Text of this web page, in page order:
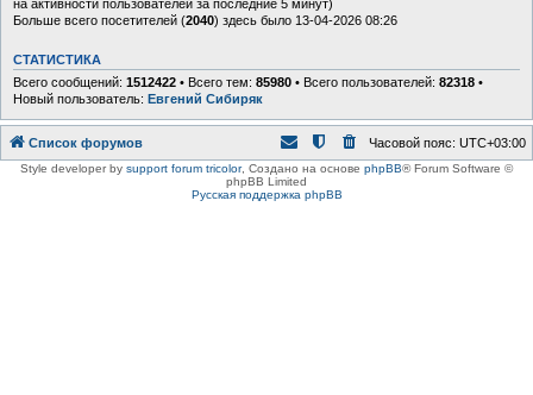
на активности пользователей за последние 5 минут)
Больше всего посетителей (2040) здесь было 13-04-2026 08:26
СТАТИСТИКА
Всего сообщений: 1512422 • Всего тем: 85980 • Всего пользователей: 82318 •
Новый пользователь: Евгений Сибиряк
Список форумов Часовой пояс: UTC+03:00
Style developer by support forum tricolor, Создано на основе phpBB® Forum Software ©
phpBB Limited
Русская поддержка phpBB